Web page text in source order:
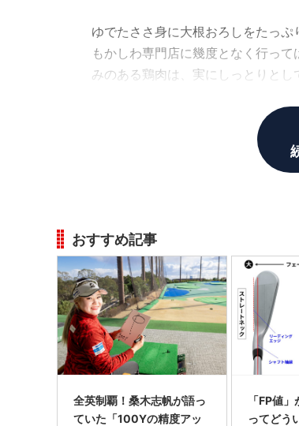
ゆでたささ身に大根おろしをたっ
もかしわ専門店に幾度となく行っ
みのある鶏肉は、実にしっとりと
おすすめ記事
全英制覇！桑木志帆が語っ
ていた「100Yの精度アッ
「FP値
ってど